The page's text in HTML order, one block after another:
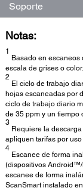
Soporte
Notas:
1
Basado en
escala de grises o color.
2
El ciclo de trabajo
hojas escaneadas por
ciclo de trabajo diario
de 35 ppm y un tiempo
3
Requiere la
apliquen tarifas por
4
Escanee de forma
(dispositivos Android™/
escanee de forma
ScanSmart instalado